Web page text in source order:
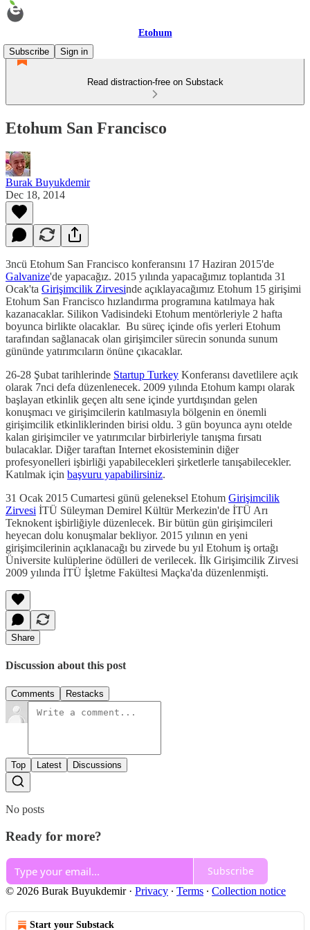
Etohum
Subscribe
Sign in
Read distraction-free on Substack
Etohum San Francisco
Burak Buyukdemir
Dec 18, 2014
3ncü Etohum San Francisco konferansını 17 Haziran 2015'de
Galvanize'de yapacağız. 2015 yılında yapacağımız toplantıda 31
Ocak'ta Girişimcilik Zirvesinde açıklayacağımız Etohum 15 girişimi
Etohum San Francisco hızlandırma programına katılmaya hak
kazanacaklar. Silikon Vadisindeki Etohum mentörleriyle 2 hafta
boyunca birlikte olacaklar. Bu süreç içinde ofis yerleri Etohum
tarafından sağlanacak olan girişimciler sürecin sonunda sunum
gününde yatırımcıların önüne çıkacaklar.
26-28 Şubat tarihlerinde Startup Turkey Konferansı davetlilere açık
olarak 7nci defa düzenlenecek. 2009 yılında Etohum kampı olarak
başlayan etkinlik geçen altı sene içinde yurtdışından gelen
konuşmacı ve girişimcilerin katılmasıyla bölgenin en önemli
girişimcilik etkinliklerinden birisi oldu. 3 gün boyunca aynı otelde
kalan girişimciler ve yatırımcılar birbirleriyle tanışma fırsatı
bulacaklar. Diğer taraftan Internet ekosisteminin diğer
profesyonelleri işbirliği yapabilecekleri şirketlerle tanışabilecekler.
Katılmak için başvuru yapabilirsiniz.
31 Ocak 2015 Cumartesi günü geleneksel Etohum Girişimcilik
Zirvesi İTÜ Süleyman Demirel Kültür Merkezin'de İTÜ Arı
Teknokent işbirliğiyle düzenlecek. Bir bütün gün girişimcileri
heyecan dolu konuşmalar bekliyor. 2015 yılının en yeni
girişimcilerinin açıklanacağı bu zirvede bu yıl Etohum iş ortağı
Üniversite kulüplerine ödülleri de verilecek. İlk Girişimcilik Zirvesi
2009 yılında İTÜ İşletme Fakültesi Maçka'da düzenlenmişti.
Share
Discussion about this post
Comments Restacks
Top Latest Discussions
No posts
Ready for more?
Subscribe
© 2026 Burak Buyukdemir· Privacy ∙ Terms ∙ Collection notice
Start your Substack